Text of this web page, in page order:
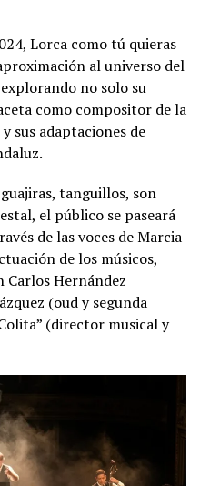
Lorca como tú quieras
al universo del
no solo su
como compositor de la
sus adaptaciones de
tanguillos, son
el público se paseará
de las voces de Marcia
de los músicos,
Carlos Hernández
(oud y segunda
(director musical y